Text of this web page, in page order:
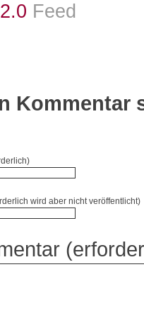
Feed
Kommentar
wird aber nicht veröffentlicht)